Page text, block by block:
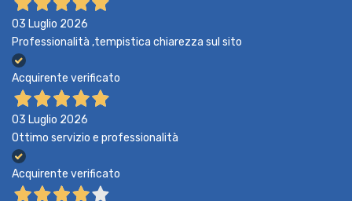
03 Luglio 2026
Professionalità ,tempistica chiarezza sul sito
Acquirente verificato
03 Luglio 2026
Ottimo servizio e professionalità
Acquirente verificato